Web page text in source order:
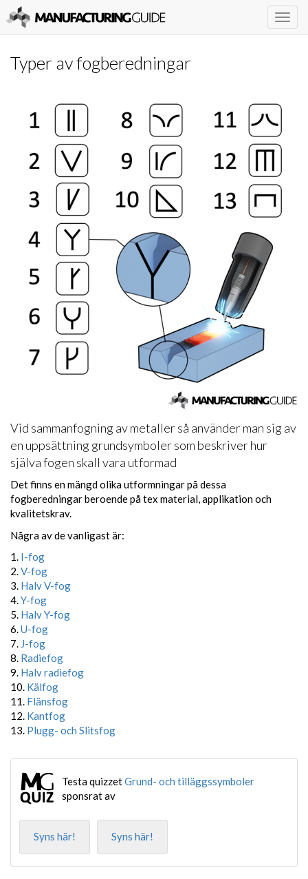
Typer av fogberedningar
Vid sammanfogning av metaller så använder man sig av
en uppsättning grundsymboler som beskriver hur
själva fogen skall vara utformad
Det finns en mängd olika utformningar på dessa
fogberedningar beroende på tex material, applikation och
kvalitetskrav.
Några av de vanligast är:
1. I-fog
2.V-fog
3. Halv V-fog
4.Y-fog
5. Halv Y-fog
6.U-fog
7. J-fog
8. Radiefog
9. Halv radiefog
10. Kälfog
11. Flänsfog
12. Kantfog
13. Plugg- och Slitsfog
Testa quizzetGrund- och tilläggssymboler
sponsrat av
Syns här! Syns här!